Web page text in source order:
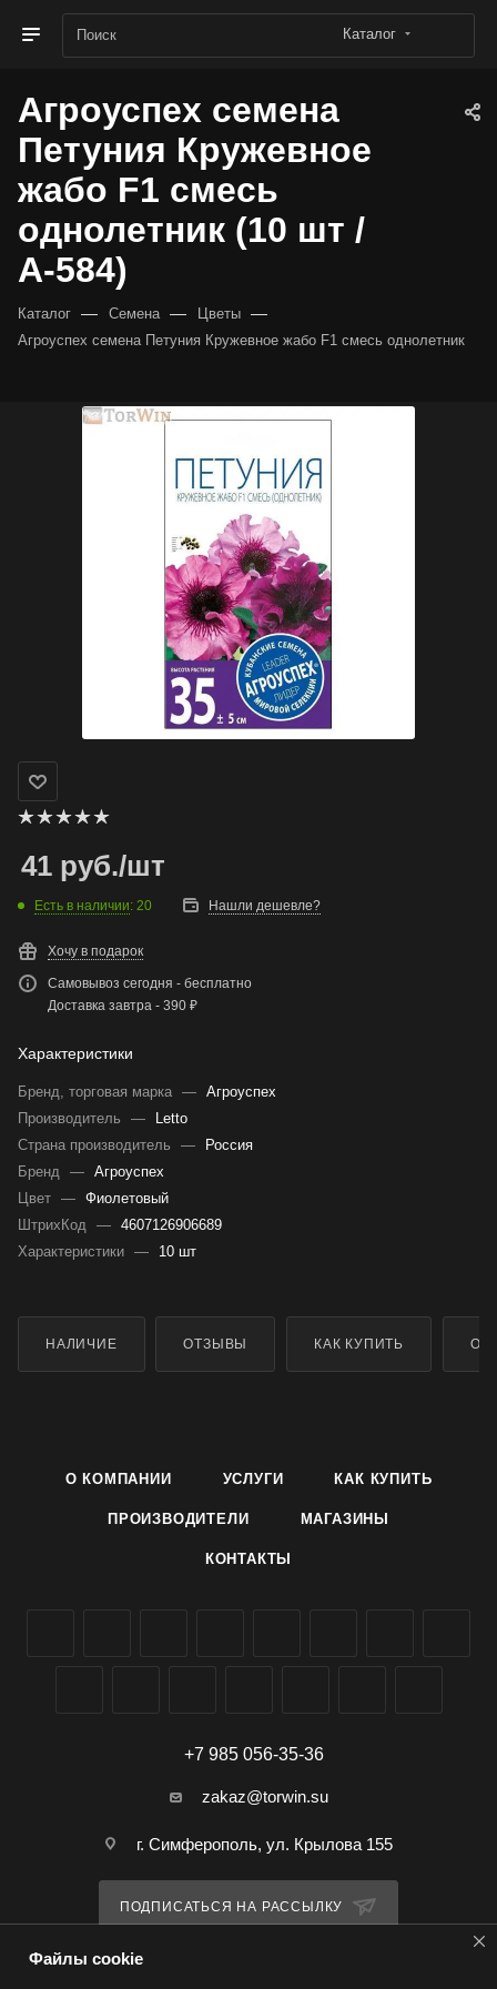
Каталог
Агроуспех семена
Петуния Кружевное
жабо F1 смесь
однолетник (10 шт /
А-584)
Каталог — Семена — Цветы —
Агроуспех семена Петуния Кружевное жабо F1 смесь однолетник
41 руб./шт
Есть в наличии: 20 Нашли дешевле?
Хочу в подарок
Самовывоз сегодня - бесплатно
Доставка завтра - 390 ₽
Характеристики
Бренд, торговая марка — Агроуспех
Производитель
—
Letto
Страна производитель
—
Россия
Бренд — Агроуспех
Цвет — Фиолетовый
ШтрихКод — 4607126906689
Характеристики — 10 шт
НАЛИЧИЕ ОТЗЫВЫ КАК КУПИТЬ
О КОМПАНИИ УСЛУГИ КАК КУПИТЬ
ПРОИЗВОДИТЕЛИ МАГАЗИНЫ
КОНТАКТЫ
+7 985 056-35-36
zakaz@torwin.su
г. Симферополь, ул. Крылова 155
ПОДПИСАТЬСЯ НА РАССЫЛКУ
Файлы cookie